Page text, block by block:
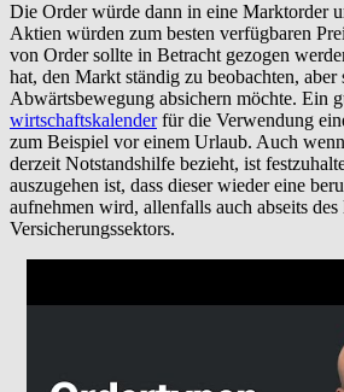
Die Order würde dann in eine Marktorder
Aktien würden zum besten verfügbaren
von Order sollte in Betracht gezogen
hat, den Markt ständig zu beobachten, aber
Abwärtsbewegung absichern möchte. Ein
wirtschaftskalenderfür die Verwendung
zum Beispiel vor einem Urlaub. Auch
derzeit Notstandshilfe bezieht, ist
auszugehen ist, dass dieser wieder eine
aufnehmen wird, allenfalls auch abseits
Versicherungssektors.